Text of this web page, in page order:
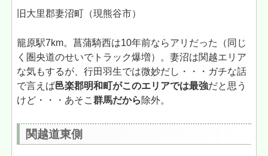
旧大里郡妻沼町（現熊谷市）
籠原駅7km。菖蒲騎西は10年前ならアリだった（同じ
く圏央道のせいでトラック爆増）。妻沼は関越エリア
な気もするが、行田羽生では微妙だし・・・ガチな話
で言えば邑楽郡明和町がこのエリアでは最強だと思う
けど・・・あそこ群馬だから 除外。
関越道東側